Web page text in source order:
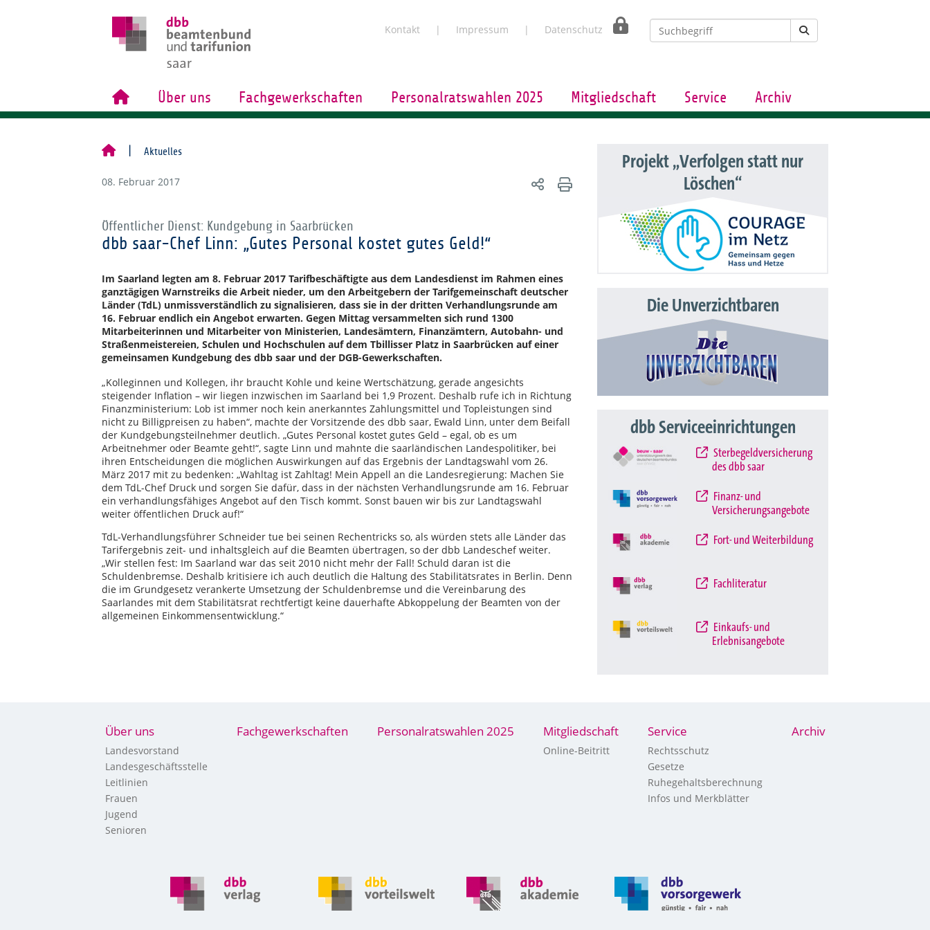
Kontakt Impressum Datenschutz
Über uns Fachgewerkschaften Personalratswahlen 2025 Mitgliedschaft Service Archiv
Aktuelles
08. Februar 2017
Öffentlicher Dienst: Kundgebung in Saarbrücken
dbb saar-Chef Linn: „Gutes Personal kostet gutes Geld!“
Im Saarland legten am 8. Februar 2017 Tarifbeschäftigte aus dem Landesdienst im Rahmen eines
ganztägigen Warnstreiks die Arbeit nieder, um den Arbeitgebern der Tarifgemeinschaft deutscher
Länder (TdL) unmissverständlich zu signalisieren, dass sie in der dritten Verhandlungsrunde am
16. Februar endlich ein Angebot erwarten. Gegen Mittag versammelten sich rund 1300
Mitarbeiterinnen und Mitarbeiter von Ministerien, Landesämtern, Finanzämtern, Autobahn- und
Straßenmeistereien, Schulen und Hochschulen auf dem Tbillisser Platz in Saarbrücken auf einer
gemeinsamen Kundgebung des dbb saar und der DGB-Gewerkschaften.
„Kolleginnen und Kollegen, ihr braucht Kohle und keine Wertschätzung, gerade angesichts
steigender Inflation – wir liegen inzwischen im Saarland bei 1,9 Prozent. Deshalb rufe ich in Richtung
Finanzministerium: Lob ist immer noch kein anerkanntes Zahlungsmittel und Topleistungen sind
nicht zu Billigpreisen zu haben“, machte der Vorsitzende des dbb saar, Ewald Linn, unter dem Beifall
der Kundgebungsteilnehmer deutlich. „Gutes Personal kostet gutes Geld – egal, ob es um
Arbeitnehmer oder Beamte geht!“, sagte Linn und mahnte die saarländischen Landespolitiker, bei
ihren Entscheidungen die möglichen Auswirkungen auf das Ergebnis der Landtagswahl vom 26.
März 2017 mit zu bedenken: „Wahltag ist Zahltag! Mein Appell an die Landesregierung: Machen Sie
dem TdL-Chef Druck und sorgen Sie dafür, dass in der nächsten Verhandlungsrunde am 16. Februar
ein verhandlungsfähiges Angebot auf den Tisch kommt. Sonst bauen wir bis zur Landtagswahl
weiter öffentlichen Druck auf!“
TdL-Verhandlungsführer Schneider tue bei seinen Rechentricks so, als würden stets alle Länder das
Tarifergebnis zeit- und inhaltsgleich auf die Beamten übertragen, so der dbb Landeschef weiter.
„Wir stellen fest: Im Saarland war das seit 2010 nicht mehr der Fall! Schuld daran ist die
Schuldenbremse. Deshalb kritisiere ich auch deutlich die Haltung des Stabilitätsrates in Berlin. Denn
die im Grundgesetz verankerte Umsetzung der Schuldenbremse und die Vereinbarung des
Saarlandes mit dem Stabilitätsrat rechtfertigt keine dauerhafte Abkoppelung der Beamten von der
allgemeinen Einkommensentwicklung.“
Projekt „Verfolgen statt nur
Löschen“
Die Unverzichtbaren
dbb Serviceeinrichtungen
Sterbegeldversicherung
des dbb saar
Finanz- und
Versicherungsangebote
Fort- und Weiterbildung
Fachliteratur
Einkaufs- und
Erlebnisangebote
Über uns
Landesvorstand
Landesgeschäftsstelle
Leitlinien
Frauen
Jugend
Senioren
Fachgewerkschaften Personalratswahlen 2025 Mitgliedschaft
Online-Beitritt
Service
Rechtsschutz
Gesetze
Ruhegehaltsberechnung
Infos und Merkblätter
Archiv